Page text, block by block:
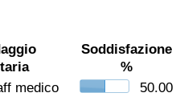
Soddisfazione
%
medico
50.00
(Corrente)